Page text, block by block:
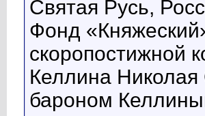
Святая Русь,
Фонд
скоропостижной
Келлина
бароном